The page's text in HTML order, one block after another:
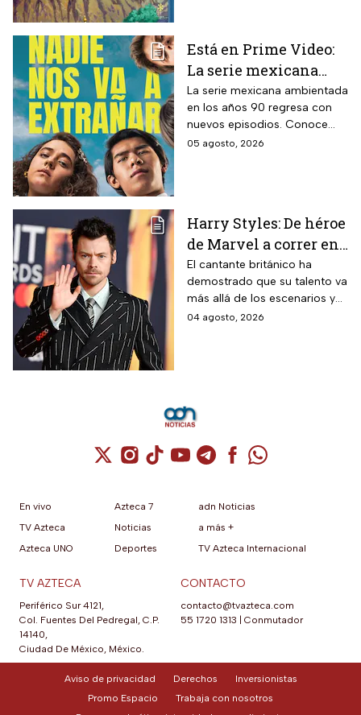
Está en Prime Video:
La serie mexicana
noventera de la que
todos están hablando
y que se ve en un fin
de semana
La serie mexicana ambientada
en los años 90 regresa con
nuevos episodios. Conoce
cuándo se estrena, qué
05 agosto, 2026
Harry Styles: De héroe
de Marvel a correr en
Chapultepec; las
apariciones del
cantante en el cine
El cantante británico ha
demostrado que su talento va
más allá de los escenarios y
ha llegado a la pantalla
04 agosto, 2026
Cuenta de X / Twitter (se abre en una
Cuenta de Instagram (se abre en una
Cuenta de TikTok (se abre en
Cuenta de YouTube (se abre
Cuenta de Telegram (se
Cuenta de
Cuenta de
En vivo
TV Azteca
Azteca UNO
Azteca 7
Noticias
Deportes
adn Noticias
a más +
TV Azteca Internacional
TV AZTECA
Periférico Sur 4121,
Col. Fuentes Del Pedregal, C.P.
14140,
Ciudad De México, México.
CONTACTO
contacto@tvazteca.com
55 1720 1313
Conmutador
Aviso de privacidad Derechos
Inversionistas
Promo Espacio
Trabaja con nosotros